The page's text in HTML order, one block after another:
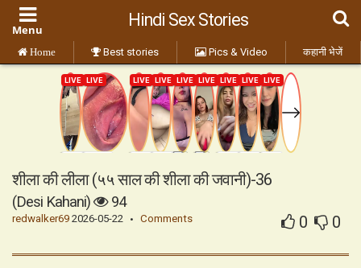
Hindi Sex Stories
Home Best stories Pics & Video कहानी भेजें
शीला की लीला (५५ साल की शीला की जवानी)-36
(Desi Kahani) 94
redwalker69 2026-05-22 Comments 0
0